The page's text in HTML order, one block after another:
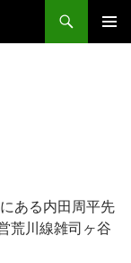
ある内田周平先
荒川線雑司ヶ谷